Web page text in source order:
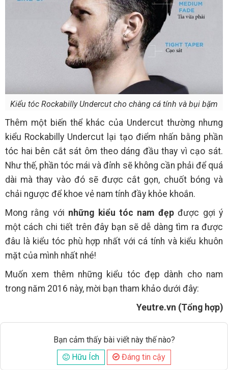
Kiểu tóc Rockabilly Undercut cho chàng cá tính và bụi bặm
Thêm một biến thể khác của Undercut thường nhưng
kiểu Rockabilly Undercut lại tạo điểm nhấn bằng phần
tóc hai bên cắt sát ôm theo dáng đầu thay vì cạo sát.
Như thế, phần tóc mái và đỉnh sẽ không cần phải để quá
dài mà thay vào đó sẽ được cắt gọn, chuốt bóng và
chải ngược để khoe vẻ nam tính đầy khỏe khoắn.
Mong rằng với những kiểu tóc nam đẹpđược gợi ý
một cách chi tiết trên đây bạn sẽ dễ dàng tìm ra được
đâu là kiểu tóc phù hợp nhất với cá tính và kiểu khuôn
mặt của mình nhất nhé!
Muốn xem thêm những kiểu tóc đẹp dành cho nam
trong năm 2016 này, mời bạn tham khảo dưới đây:
Yeutre.vn (Tổng hợp)
Bạn cảm thấy bài viết này thế nào?
Hữu Ích
Đáng tin cậy